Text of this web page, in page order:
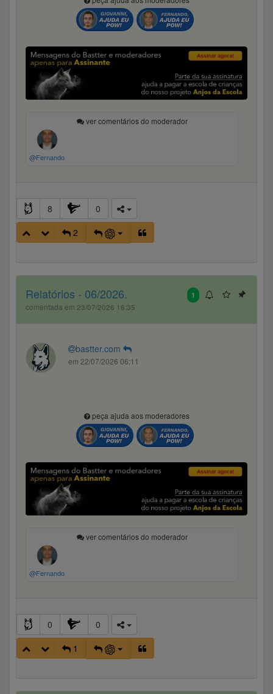
ver comentários do moderador
@Fernando
8
0
2
1
Relatórios - 06/2026.
comentada em 23/07/2026 16:35
bastter.com
em 22/07/2026 06:11
peça ajuda aos moderadores
ver comentários do moderador
@Fernando
0
0
1